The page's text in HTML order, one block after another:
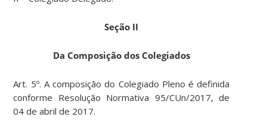
Seção II
Da Composição dos Colegiados
Art. 5º. A composição do Colegiado Pleno é definida
conforme Resolução Normativa 95/CUn/2017, de
04 de abril de 2017.